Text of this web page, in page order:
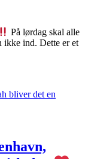
På lørdag skal alle
ikke ind. Dette er et